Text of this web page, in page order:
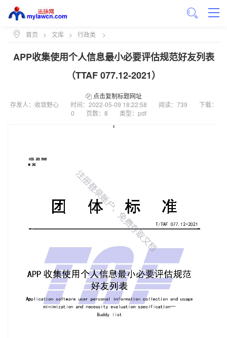
首页 > 文库 > 行政类 >
APP收集使用个人信息最小必要评估规范好友列表
（TTAF 077.12-2021）
点击复制标题网址
存发人：收敛野心
时间： 2022-05-09 18:22:58 阅读：739
下载：
0
页数：8 类型：pdf